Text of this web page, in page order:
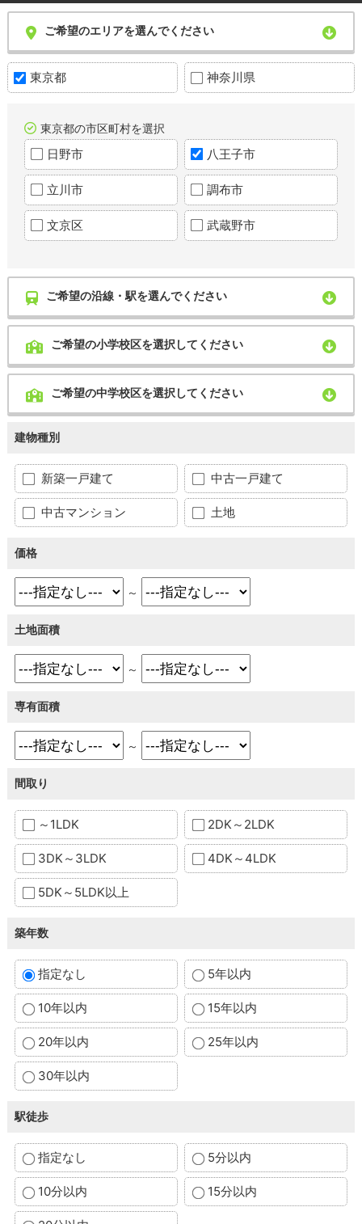
ご希望のエリアを選んでください
東京都 神奈川県
東京都の市区町村を選択
日野市 八王子市
立川市 調布市
文京区 武蔵野市
ご希望の沿線・駅を選んでください
ご希望の小学校区を選択してください
ご希望の中学校区を選択してください
建物種別
新築一戸建て 中古一戸建て
中古マンション 土地
価格
～
土地面積
～
専有面積
～
間取り
～1LDK 2DK～2LDK
3DK～3LDK 4DK～4LDK
5DK～5LDK以上
築年数
指定なし 5年以内
10年以内 15年以内
20年以内 25年以内
30年以内
駅徒歩
指定なし 5分以内
10分以内 15分以内